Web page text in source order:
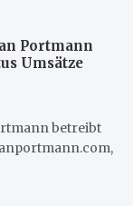
Portmann
Umsätze
betreibt